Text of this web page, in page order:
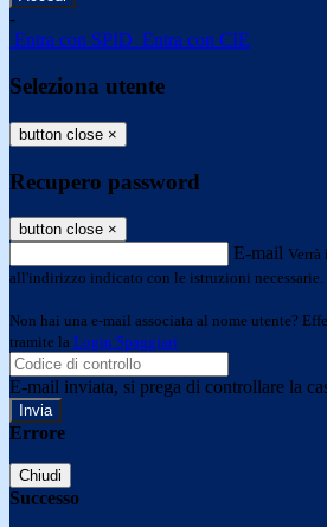
-
Entra con SPID Entra con CIE
Seleziona utente
button close ×
Recupero password
button close ×
E-mail Verrà
all'indirizzo indicato con le istruzioni necessarie.
Non hai una e-mail associata al nome utente?
tramite la Login Spaggiari
E-mail inviata, si prega di controllare la
Errore
Chiudi
Successo